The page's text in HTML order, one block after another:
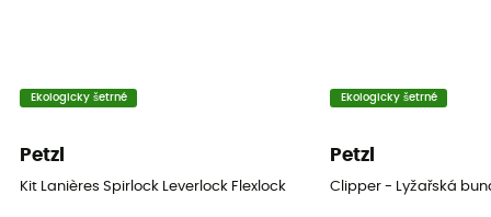
Ekologicky šetrné
Petzl
Kit Lanières Spirlock Leverlock Flexlock
Ekologicky šetrné
Petzl
Clipper - Lyžařská